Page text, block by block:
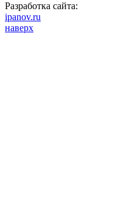
Разработка сайта:
ipanov.ru
наверх